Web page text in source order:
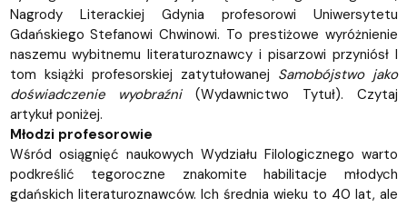
Nagrody Literackiej Gdynia profesorowi Uniwersytetu
Gdańskiego Stefanowi Chwinowi. To prestiżowe wyróżnienie
naszemu wybitnemu literaturoznawcy i pisarzowi przyniósł I
tom książki profesorskiej zatytułowanej Samobójstwo jako
doświadczenie wyobraźni(Wydawnictwo Tytuł). Czytaj
artykuł poniżej.
Młodzi profesorowie
Wśród osiągnięć naukowych Wydziału Filologicznego warto
podkreślić tegoroczne znakomite habilitacje młodych
gdańskich literaturoznawców. Ich średnia wieku to 40 lat, ale